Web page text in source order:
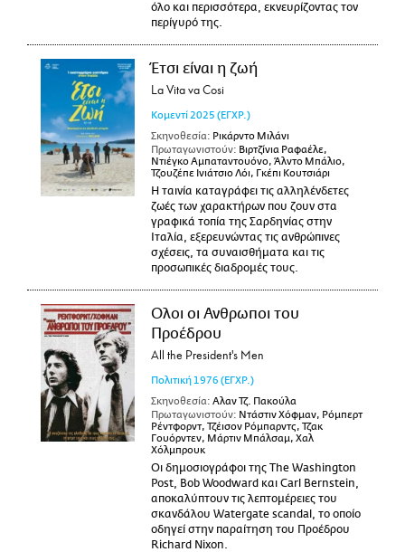
όλο και περισσότερα, εκνευρίζοντας τον
περίγυρό της.
Έτσι είναι η ζωή
La Vita va Cosi
Κομεντί 2025 (ΕΓΧΡ.)
Σκηνοθεσία: Ρικάρντο Μιλάνι
Πρωταγωνιστούν: Βιρτζίνια Ραφαέλε,
Ντιέγκο Αμπαταντουόνο, Άλντο Μπάλιο,
Τζουζέπε Ινιάτσιο Λόι, Γκέπι Κουτσιάρι
Η ταινία καταγράφει τις αλληλένδετες
ζωές των χαρακτήρων που ζουν στα
γραφικά τοπία της Σαρδηνίας στην
Ιταλία, εξερευνώντας τις ανθρώπινες
σχέσεις, τα συναισθήματα και τις
προσωπικές διαδρομές τους.
Ολοι οι Ανθρωποι του
Προέδρου
All the President's Men
Πολιτική1976 (ΕΓΧΡ.)
Σκηνοθεσία: Αλαν Τζ. Πακούλα
Πρωταγωνιστούν: Ντάστιν Χόφμαν, Ρόμπερτ
Ρέντφορντ, Τζέισον Ρόμπαρντς, Τζακ
Γουόρντεν, Μάρτιν Μπάλσαμ, Χαλ
Χόλμπρουκ
Οι δημοσιογράφοι της The Washington
Post, Bob Woodward και Carl Bernstein,
αποκαλύπτουν τις λεπτομέρειες του
σκανδάλου Watergate scandal, το οποίο
οδηγεί στην παραίτηση του Προέδρου
Richard Nixon.